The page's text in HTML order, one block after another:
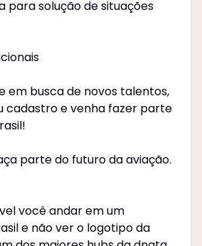
para solução de situações
em busca de novos talentos,
cadastro e venha fazer parte
parte do futuro da aviação.
você andar em um
e não ver o logotipo da